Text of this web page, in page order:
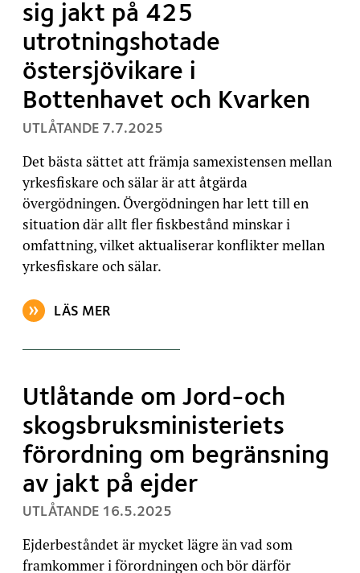
sig jakt på 425
utrotningshotade
östersjövikare i
Bottenhavet och Kvarken
UTLÅTANDE , PUBLICERAT:
7.7.2025
Det bästa sättet att främja samexistensen mellan
yrkesfiskare och sälar är att åtgärda
övergödningen. Övergödningen har lett till en
situation där allt fler fiskbestånd minskar i
omfattning, vilket aktualiserar konflikter mellan
yrkesfiskare och sälar.
LÄS MER
OM ARTIKELN: NATUR OCH MILJÖ MOTSÄTTER SIG
Utlåtande om Jord-och
skogsbruksministeriets
förordning om begränsning
av jakt på ejder
UTLÅTANDE , PUBLICERAT:
16.5.2025
Ejderbeståndet är mycket lägre än vad som
framkommer i förordningen och bör därför